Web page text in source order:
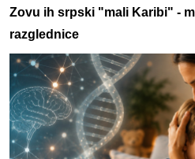
Zovu ih srpski "mali Karibi" -
razglednice